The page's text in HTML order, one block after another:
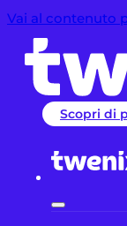
Vai al contenuto
Scopri di